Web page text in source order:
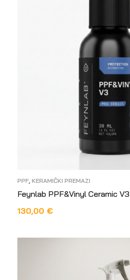
PPF, KERAMIČKI PREMAZI
Feynlab PPF&Vinyl Ceramic V3
130,00 €